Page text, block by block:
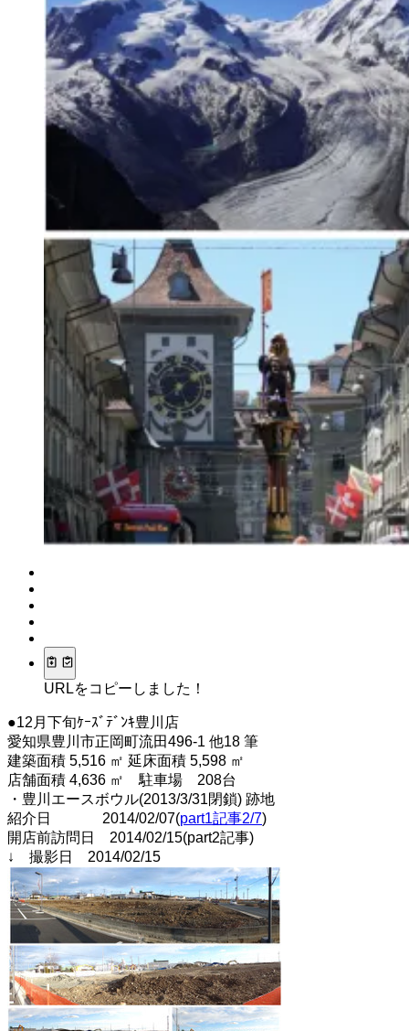
URLをコピーしました！
●12月下旬ｹｰｽﾞﾃﾞﾝｷ豊川店
愛知県豊川市正岡町流田496-1 他18 筆
建築面積 5,516 ㎡ 延床面積 5,598 ㎡
店舗面積 4,636 ㎡ 駐車場 208台
・豊川エースボウル(2013/3/31閉鎖) 跡地
紹介日 2014/02/07(part1記事2/7)
開店前訪問日 2014/02/15(part2記事)
↓ 撮影日 2014/02/15